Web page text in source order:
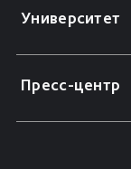
Университет
Пресс-центр